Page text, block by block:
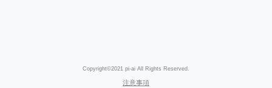
Copyright©2021 pi-ai All Rights Reserved.
注意事項